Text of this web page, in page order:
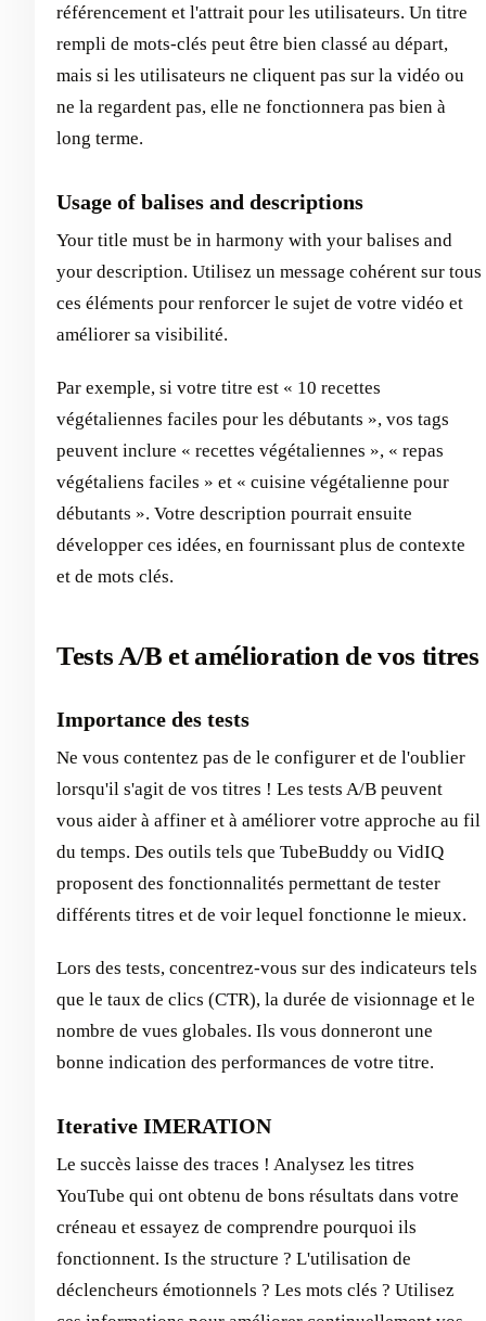
référencement et l'attrait pour les utilisateurs. Un titre
rempli de mots-clés peut être bien classé au départ,
mais si les utilisateurs ne cliquent pas sur la vidéo ou
ne la regardent pas, elle ne fonctionnera pas bien à
long terme.
Usage of balises and descriptions
Your title must be in harmony with your balises and
your description. Utilisez un message cohérent sur tous
ces éléments pour renforcer le sujet de votre vidéo et
améliorer sa visibilité.
Par exemple, si votre titre est « 10 recettes
végétaliennes faciles pour les débutants », vos tags
peuvent inclure « recettes végétaliennes », « repas
végétaliens faciles » et « cuisine végétalienne pour
débutants ». Votre description pourrait ensuite
développer ces idées, en fournissant plus de contexte
et de mots clés.
Tests A/B et amélioration de vos titres
Importance des tests
Ne vous contentez pas de le configurer et de l'oublier
lorsqu'il s'agit de vos titres ! Les tests A/B peuvent
vous aider à affiner et à améliorer votre approche au fil
du temps. Des outils tels que TubeBuddy ou VidIQ
proposent des fonctionnalités permettant de tester
différents titres et de voir lequel fonctionne le mieux.
Lors des tests, concentrez-vous sur des indicateurs tels
que le taux de clics (CTR), la durée de visionnage et le
nombre de vues globales. Ils vous donneront une
bonne indication des performances de votre titre.
Iterative IMERATION
Le succès laisse des traces ! Analysez les titres
YouTube qui ont obtenu de bons résultats dans votre
créneau et essayez de comprendre pourquoi ils
fonctionnent. Is the structure ? L'utilisation de
déclencheurs émotionnels ? Les mots clés ? Utilisez